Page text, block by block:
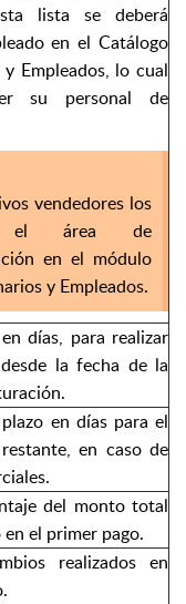
lista se deberá
en el Catálogo
Empleados, lo cual
su personal de
vendedores los
el área de
en el módulo
y Empleados.
días, para realizar
la fecha de la
en días para el
en caso de
del monto total
el primer pago.
realizados en